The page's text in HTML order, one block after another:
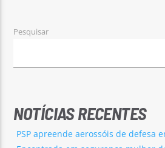
Pesquisar
NOTÍCIAS RECENTES
PSP apreende aerossóis de defesa